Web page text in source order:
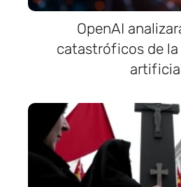
OpenAI
catastróficos de